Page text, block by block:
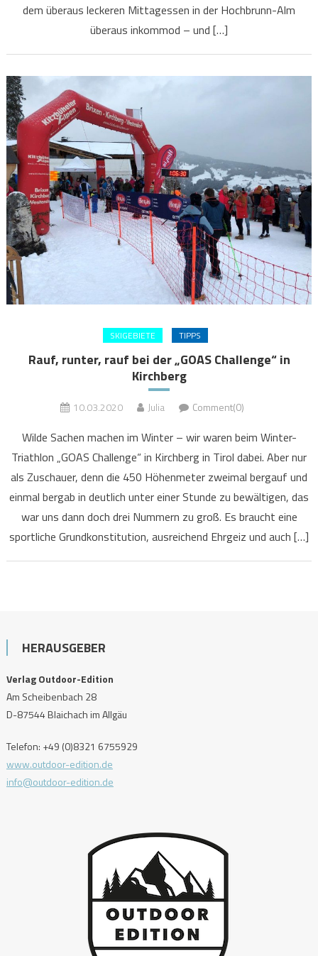
dem überaus leckeren Mittagessen in der Hochbrunn-Alm
überaus inkommod – und […]
SKIGEBIETE TIPPS
Rauf, runter, rauf bei der „GOAS Challenge“ in
Kirchberg
10.03.2020 Julia Comment(0)
Wilde Sachen machen im Winter – wir waren beim Winter-
Triathlon „GOAS Challenge“ in Kirchberg in Tirol dabei. Aber nur
als Zuschauer, denn die 450 Höhenmeter zweimal bergauf und
einmal bergab in deutlich unter einer Stunde zu bewältigen, das
war uns dann doch drei Nummern zu groß. Es braucht eine
sportliche Grundkonstitution, ausreichend Ehrgeiz und auch […]
HERAUSGEBER
Verlag Outdoor-Edition
Am Scheibenbach 28
D-87544 Blaichach im Allgäu
Telefon: +49 (0)8321 6755929
www.outdoor-edition.de
info@outdoor-edition.de